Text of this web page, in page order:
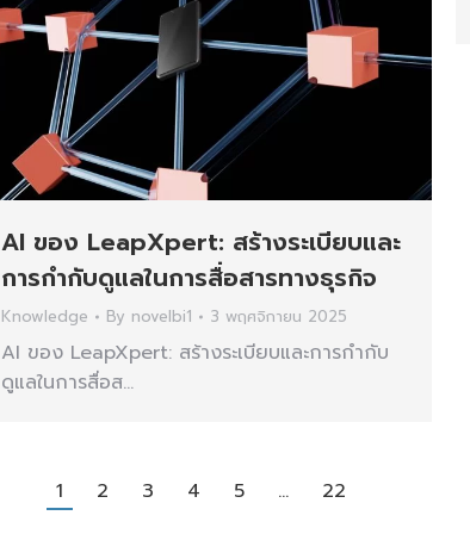
AI ของ LeapXpert: สร้างระเบียบและ
การกำกับดูแลในการสื่อสารทางธุรกิจ
Knowledge By novelbi1 3 พฤศจิกายน 2025
AI ของ LeapXpert: สร้างระเบียบและการกำกับ
ดูแลในการสื่อส…
1 2 3 4 5 … 22